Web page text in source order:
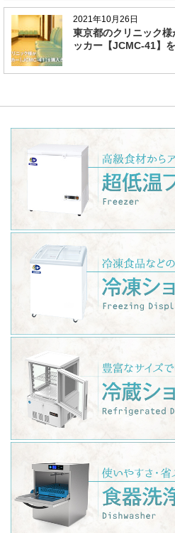
2021年10月26日
東京都のクリニック
ッカー【JCMC-41】